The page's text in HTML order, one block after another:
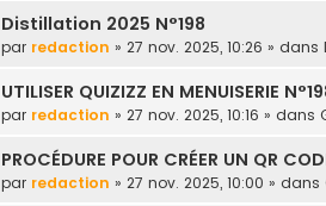
Distillation 2025 N°198
par redaction » 27 nov. 2025, 10:26 » dans
UTILISER QUIZIZZ EN MENUISERIE
par redaction » 27 nov. 2025, 10:16 » dans
PROCÉDURE POUR CRÉER UN QR
par redaction » 27 nov. 2025, 10:00 » dans